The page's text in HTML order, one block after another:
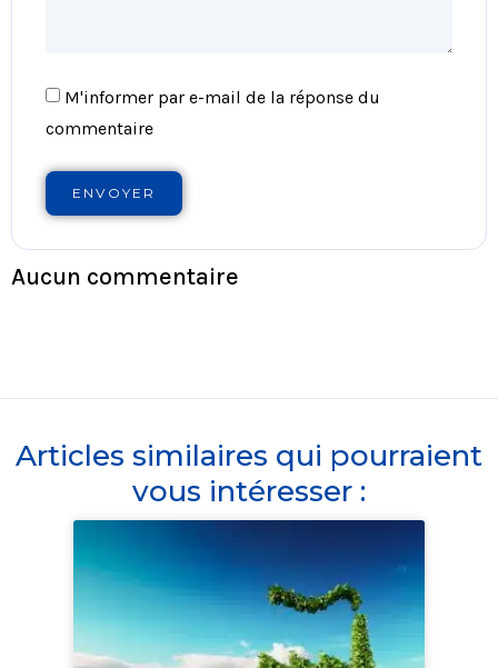
M'informer par e-mail de la réponse du
commentaire
ENVOYER
Aucun commentaire
Articles similaires qui pourraient
vous intéresser :